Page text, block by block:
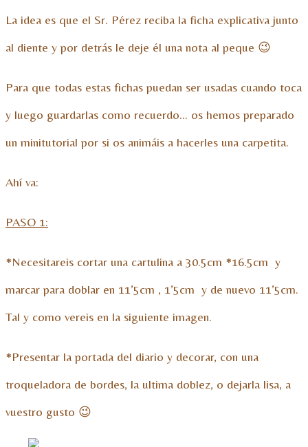
La idea es que el Sr. Pérez reciba la ficha explicativa junto
al diente y por detrás le deje él una nota al peque 😉
Para que todas estas fichas puedan ser usadas cuando toca
y luego guardarlas como recuerdo… os hemos preparado
un minitutorial por si os animáis a hacerles una carpetita.
Ahí va:
PASO 1:
*Necesitareis cortar una cartulina a 30.5cm *16.5cm y
marcar para doblar en 11’5cm , 1’5cm y de nuevo 11’5cm.
Tal y como vereis en la siguiente imagen.
*Presentar la portada del diario y decorar, con una
troqueladora de bordes, la ultima doblez, o dejarla lisa, a
vuestro gusto 😉